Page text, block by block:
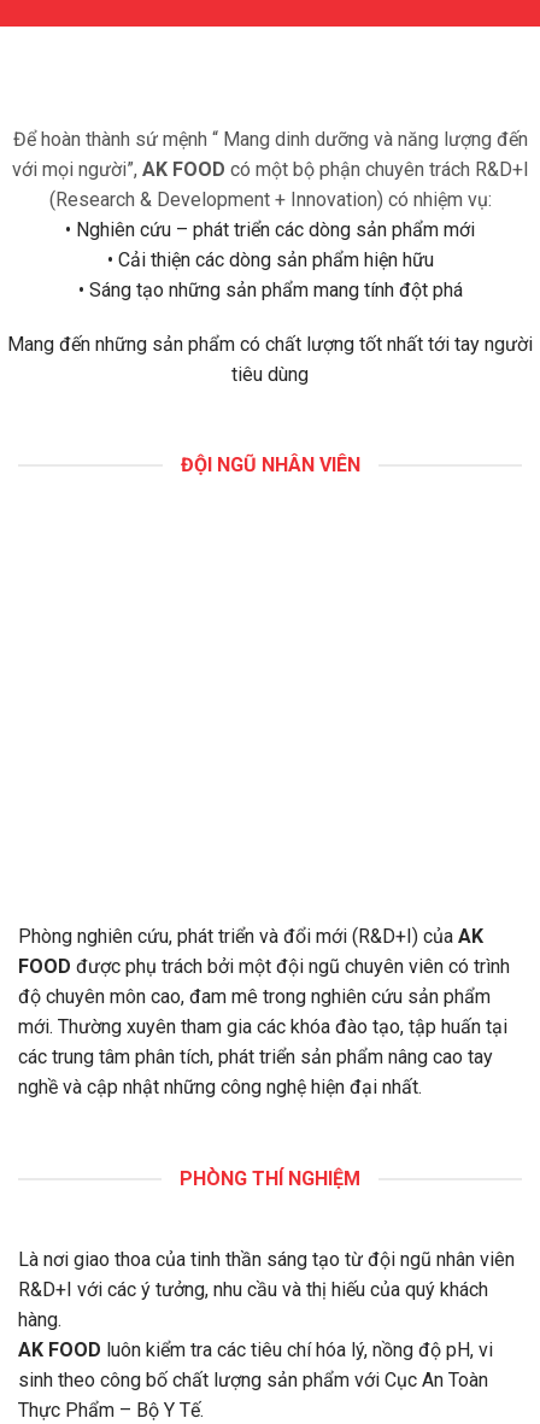
Để hoàn thành sứ mệnh “ Mang dinh dưỡng và năng lượng đến
với mọi người”, AK FOOD có một bộ phận chuyên trách R&D+I
(Research & Development + Innovation) có nhiệm vụ:
• Nghiên cứu – phát triển các dòng sản phẩm mới
• Cải thiện các dòng sản phẩm hiện hữu
• Sáng tạo những sản phẩm mang tính đột phá
Mang đến những sản phẩm có chất lượng tốt nhất tới tay người
tiêu dùng
ĐỘI NGŨ NHÂN VIÊN
Phòng nghiên cứu, phát triển và đổi mới (R&D+I) của AK
FOOD được phụ trách bởi một đội ngũ chuyên viên có trình
độ chuyên môn cao, đam mê trong nghiên cứu sản phẩm
mới. Thường xuyên tham gia các khóa đào tạo, tập huấn tại
các trung tâm phân tích, phát triển sản phẩm nâng cao tay
nghề và cập nhật những công nghệ hiện đại nhất.
PHÒNG THÍ NGHIỆM
Là nơi giao thoa của tinh thần sáng tạo từ đội ngũ nhân viên
R&D+I với các ý tưởng, nhu cầu và thị hiếu của quý khách
hàng.
AK FOOD luôn kiểm tra các tiêu chí hóa lý, nồng độ pH, vi
sinh theo công bố chất lượng sản phẩm với Cục An Toàn
Thực Phẩm – Bộ Y Tế.